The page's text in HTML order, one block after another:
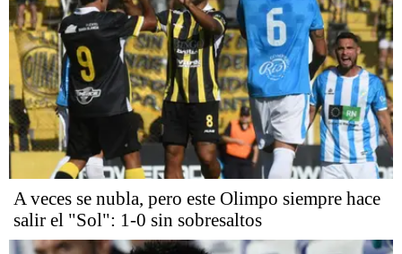
A veces se nubla, pero este Olimpo siempre hace
salir el "Sol": 1-0 sin sobresaltos